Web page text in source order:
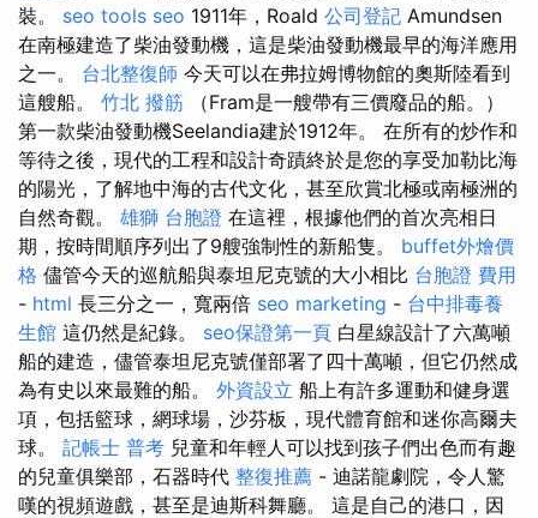
裝。 seo tools seo 1911年，Roald 公司登記 Amundsen
在南極建造了柴油發動機，這是柴油發動機最早的海洋應用
之一。 台北整復師 今天可以在弗拉姆博物館的奧斯陸看到
這艘船。 竹北 撥筋 （Fram是一艘帶有三價廢品的船。）
第一款柴油發動機Seelandia建於1912年。 在所有的炒作和
等待之後，現代的工程和設計奇蹟終於是您的享受加勒比海
的陽光，了解地中海的古代文化，甚至欣賞北極或南極洲的
自然奇觀。 雄獅 台胞證 在這裡，根據他們的首次亮相日
期，按時間順序列出了9艘強制性的新船隻。 buffet外燴價
格 儘管今天的巡航船與泰坦尼克號的大小相比 台胞證 費用
- html 長三分之一，寬兩倍 seo marketing - 台中排毒養
生館 這仍然是紀錄。 seo保證第一頁 白星線設計了六萬噸
船的建造，儘管泰坦尼克號僅部署了四十萬噸，但它仍然成
為有史以來最難的船。 外資設立 船上有許多運動和健身選
項，包括籃球，網球場，沙芬板，現代體育館和迷你高爾夫
球。 記帳士 普考 兒童和年輕人可以找到孩子們出色而有趣
的兒童俱樂部，石器時代 整復推薦 - 迪諾龍劇院，令人驚
嘆的視頻遊戲，甚至是迪斯科舞廳。 這是自己的港口，因